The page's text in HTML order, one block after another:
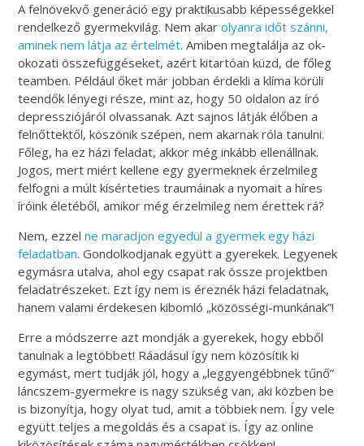
A felnövekvő generáció egy praktikusabb képességekkel
rendelkező gyermekvilág. Nem akarolyanra időt szánni,
aminek nem látja az értelmét. Amiben megtalálja az ok-
okozati összefüggéseket, azért kitartóan küzd, de főleg
teamben. Például őket már jobban érdekli a klíma körüli
teendők lényegi része, mint az, hogy 50 oldalon az író
depressziójáról olvassanak. Azt sajnos látják élőben a
felnőttektől, köszönik szépen, nem akarnak róla tanulni.
Főleg, ha ez házi feladat, akkor még inkább ellenállnak.
Jogos, mert miért kellene egy gyermeknek érzelmileg
felfogni a múlt kísérteties traumáinak a nyomait a híres
íróink életéből, amikor még érzelmileg nem érettek rá?
Nem, ezzelne maradjon egyedül a gyermek egy házi
feladatban. Gondolkodjanak együtt a gyerekek. Legyenek
egymásra utalva, ahol egy csapat rak össze projektben
feladatrészeket. Ezt így nem is éreznék házi feladatnak,
hanem valami érdekesen kibomló „közösségi-munkának”!
Erre a módszerre azt mondják a gyerekek, hogy ebből
tanulnak a legtöbbet! Ráadásul így nem közösítik ki
egymást, mert tudják jól, hogy a „leggyengébbnek tűnő”
láncszem-gyermekre is nagy szükség van, aki közben be
is bizonyítja, hogy olyat tud, amit a többiek nem. Így vele
együtt teljes a megoldás és a csapat is. Így az online